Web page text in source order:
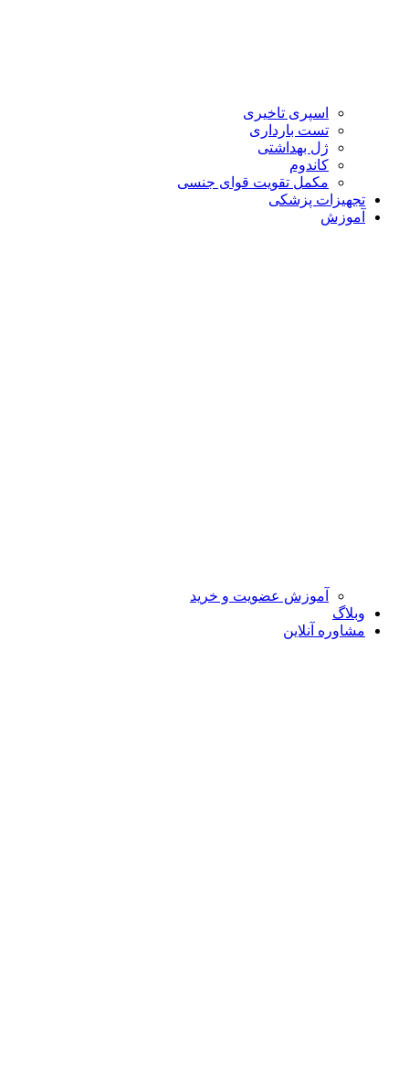
اسپری تاخیری
تست بارداری
ژل بهداشتی
کاندوم
مکمل تقویت قوای جنسی
تجهیزات پزشکی
آموزش
آموزش عضویت و خرید
وبلاگ
مشاوره آنلاین